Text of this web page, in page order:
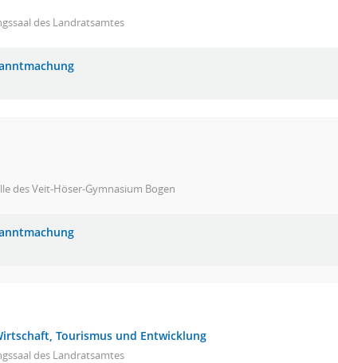
des Landratsamtes
des Veit-Höser-Gymnasium Bogen
Tourismus und Entwicklung
des Landratsamtes